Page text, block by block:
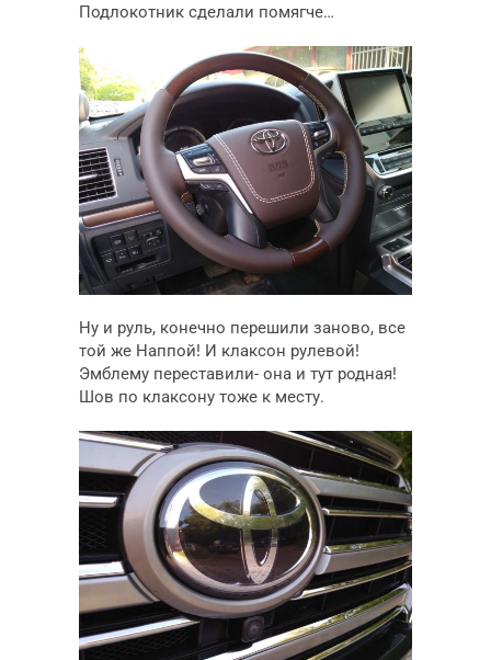
Подлокотник сделали помягче…
Ну и руль, конечно перешили заново, все
той же Наппой! И клаксон рулевой!
Эмблему переставили- она и тут родная!
Шов по клаксону тоже к месту.